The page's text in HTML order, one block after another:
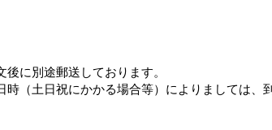
に別途郵送しております。
（土日祝にかかる場合等）によりましては、